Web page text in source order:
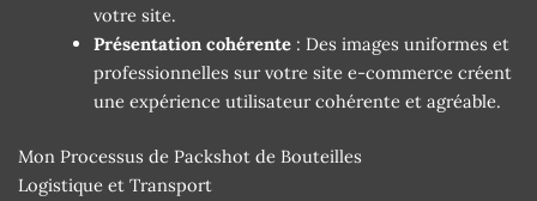
votre site.
Présentation cohérente : Des images uniformes et
professionnelles sur votre site e-commerce créent
une expérience utilisateur cohérente et agréable.
Mon Processus de Packshot de Bouteilles
Logistique et Transport